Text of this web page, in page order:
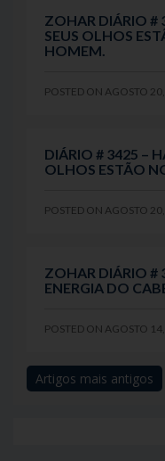
ZOHAR DIÁRIO #
SEUS OLHOS
HOMEM.
POSTED ON AGOSTO
DIÁRIO # 3425 –
OLHOS ESTÃO
POSTED ON AGOSTO
ZOHAR DIÁRIO #
ENERGIA DO
POSTED ON AGOSTO
Navegação
Artigos mais antigos